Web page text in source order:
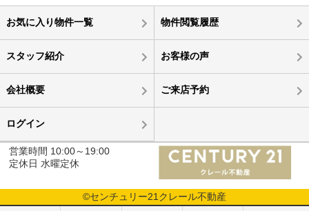
お気に入り物件一覧 物件閲覧履歴
スタッフ紹介 お客様の声
会社概要 ご来店予約
ログイン
営業時間 10:00～19:00
定休日 水曜定休
©センチュリー21クレール不動産